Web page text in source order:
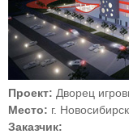
Проект: Дворец
Место: г.
Заказчик: